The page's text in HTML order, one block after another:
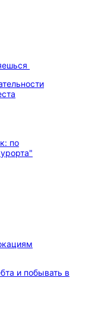
и побывать в